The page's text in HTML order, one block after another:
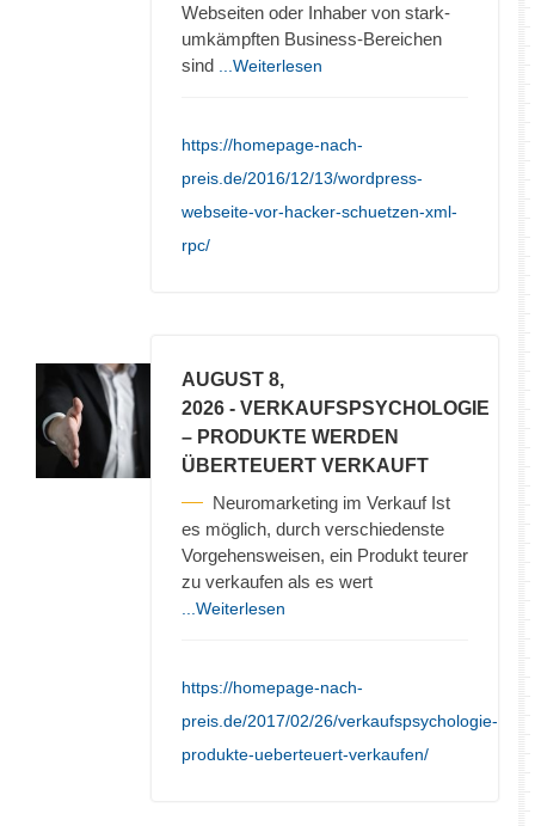
Webseiten oder Inhaber von stark-
umkämpften Business-Bereichen
sind
...Weiterlesen
https://homepage-nach-
preis.de/2016/12/13/wordpress-
webseite-vor-hacker-schuetzen-xml-
rpc/
AUGUST 8,
2026 - VERKAUFSPSYCHOLOGIE
– PRODUKTE WERDEN
ÜBERTEUERT VERKAUFT
Neuromarketing im Verkauf Ist
es möglich, durch verschiedenste
Vorgehensweisen, ein Produkt teurer
zu verkaufen als es wert
...Weiterlesen
https://homepage-nach-
preis.de/2017/02/26/verkaufspsychologie-
produkte-ueberteuert-verkaufen/